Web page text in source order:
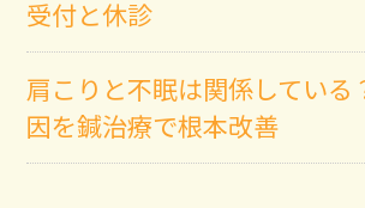
受付と休診
肩こりと不眠は関係している
因を鍼治療で根本改善